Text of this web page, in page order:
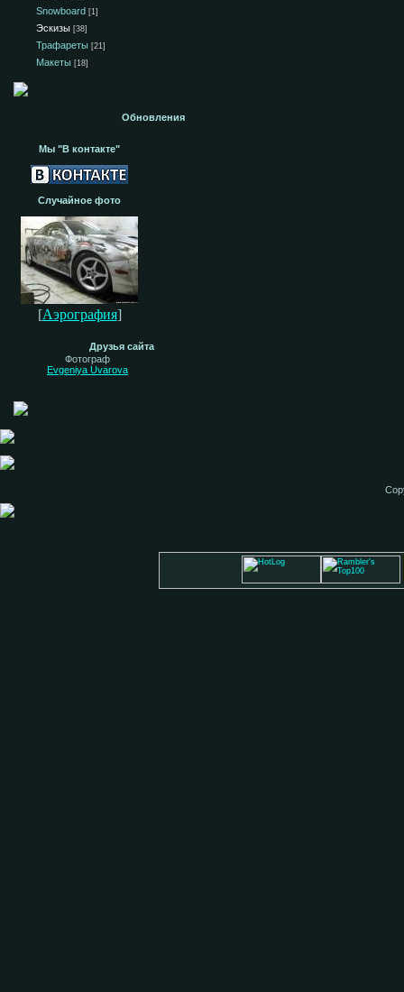
Snowboard [1]
Эскизы [38]
Трафареты [21]
Макеты [18]
Обновления
Мы "В контакте"
Случайное фото
[Аэрография]
Друзья сайта
Фотограф
Evgeniya Uvarova